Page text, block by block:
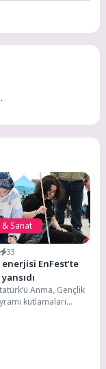
.
Sanat
33
EnFest’te
Anma, Gençlik
kutlamaları